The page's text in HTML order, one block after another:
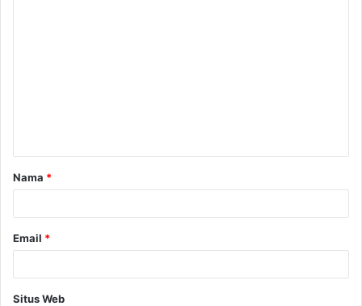
a
r
Nama *
Email *
Situs Web